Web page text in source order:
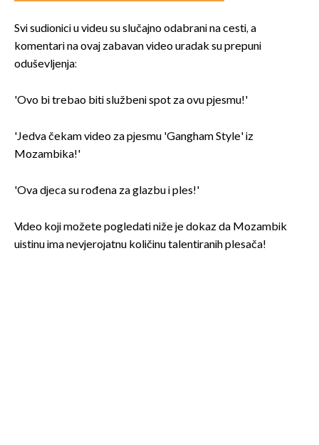
Svi sudionici u videu su slučajno odabrani na cesti, a
komentari na ovaj zabavan video uradak su prepuni
oduševljenja:
'Ovo bi trebao biti službeni spot za ovu pjesmu!'
'Jedva čekam video za pjesmu 'Gangham Style' iz
Mozambika!'
'Ova djeca su rođena za glazbu i ples!'
Video koji možete pogledati niže je dokaz da Mozambik
uistinu ima nevjerojatnu količinu talentiranih plesača!